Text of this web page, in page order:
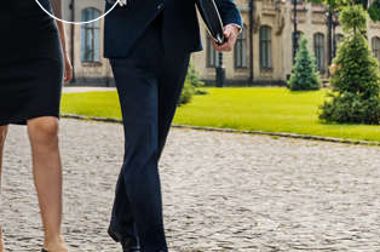
Play
Video